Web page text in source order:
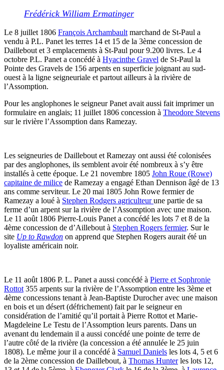
Frédérick William Ermatinger
Le 8 juillet 1806 François Archambaultmarchand de St-Paul a
vendu à P.L. Panet les terres 14 et 15 de la 3ème concession de
Daillebout et 3 emplacements à St-Paul pour 9.200 livres. Le 4
octobre P.L. Panet a concédé à Hyacinthe Gravel de St-Paul la
Pointe des Gravels de 156 arpents en superficie joignant au sud-
ouest à la ligne seigneuriale et partout ailleurs à la rivière de
l’Assomption.
Pour les anglophones le seigneur Panet avait aussi fait imprimer un
formulaire en anglais; 11 juillet 1806 concession à Theodore Stevens
sur le rivière l’Assomption dans Ramezay.
Les seigneuries de Daillebout et Ramezay ont aussi été colonisées
par des anglophones, ils semblent avoir été nombreux à s’y être
installés à cette époque. Le 21 novembre 1805 John Roue (Rowe)
capitaine de milice de Ramezay a engagé Ethan Dennison âgé de 13
ans comme serviteur. Le 20 mai 1805 John Rowe fermier de
Ramezay a loué à Stephen Rodgers agriculteurune partie de sa
ferme d’un arpent sur la rivière de l’Assomption avec une maison.
Le 11 août 1806 Pierre-Louis Panet a concédé les lots 7 et 8 de la
4ème concession de d’Aillebout à Stephen Rogers fermier. Sur le
site Up to Rawdon on apprend que Stephen Rogers aurait été un
loyaliste américain noir.
Le 11 août 1806 P. L. Panet a aussi concédé à Pierre et Sophronie
Rottot355 arpents sur la rivière de l’Assomption entre les 3ème et
4ème concessions tenant à Jean-Baptiste Durocher avec une maison
en bois et un désert (défrichement) fait par le seigneur en
considération de l’amitié qu’il portait à Pierre Rottot et Marie-
Magdeleine Le Testu de l’Assomption leurs parents. Dans un
avenant du lendemain il a aussi concédé une pointe de terre de
l’autre côté de la rivière (la concession a été annulée le 25 juin
1808). Le même jour il a concédé à Samuel Daniels les lots 4, 5 et 6
de la 2ème concession de Daillebout, à Thomas Hunterles lots 12,